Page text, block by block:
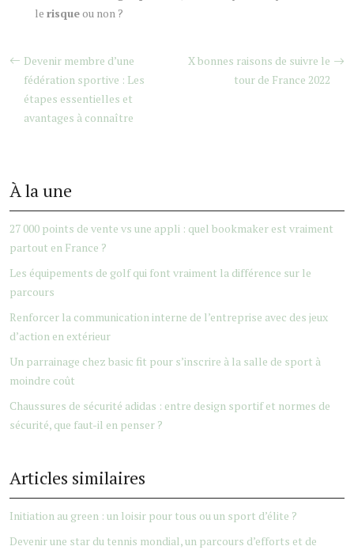
le risqueou non ?
Devenir membre d’une
fédération sportive : Les
étapes essentielles et
avantages à connaître
X bonnes raisons de suivre le
tour de France 2022
À la une
27 000 points de vente vs une appli : quel bookmaker est vraiment
partout en France ?
Les équipements de golf qui font vraiment la différence sur le
parcours
Renforcer la communication interne de l’entreprise avec des jeux
d’action en extérieur
Un parrainage chez basic fit pour s’inscrire à la salle de sport à
moindre coût
Chaussures de sécurité adidas : entre design sportif et normes de
sécurité, que faut-il en penser ?
Articles similaires
Initiation au green : un loisir pour tous ou un sport d’élite ?
Devenir une star du tennis mondial, un parcours d’efforts et de